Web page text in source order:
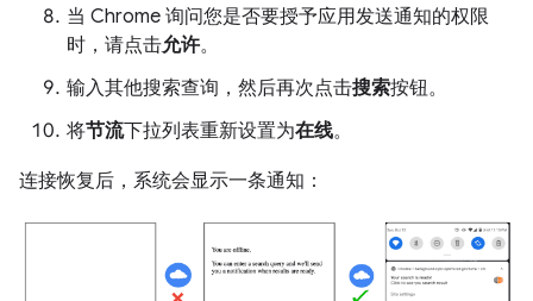
当 Chrome 询问您是否要授予应用发送通知的权限
时，请点击允许。
输入其他搜索查询，然后再次点击搜索按钮。
将节流下拉列表重新设置为在线。
连接恢复后，系统会显示一条通知：